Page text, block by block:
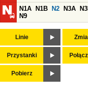
N1A
N1B N2 N3A
N9
Linie
Przystanki
Pobierz